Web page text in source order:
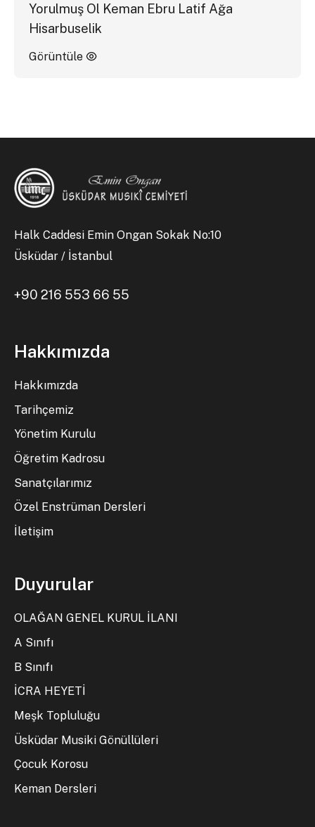
Yorulmuş Ol Keman Ebru Latif Ağa
Hisarbuselik
Görüntüle
Halk Caddesi Emin Ongan Sokak No:10
Üsküdar / İstanbul
+90 216 553 66 55
Hakkımızda
Hakkımızda
Tarihçemiz
Yönetim Kurulu
Öğretim Kadrosu
Sanatçılarımız
Özel Enstrüman Dersleri
İletişim
Duyurular
OLAĞAN GENEL KURUL İLANI
A Sınıfı
B Sınıfı
İCRA HEYETİ
Meşk Topluluğu
Üsküdar Musiki Gönüllüleri
Çocuk Korosu
Keman Dersleri